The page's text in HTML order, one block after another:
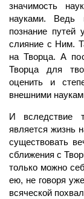
значимость
науками. Ведь
познание путей
слияние с Ним.
на Творца. А
Творца для
оценить и
внешними
И вследствие
является жизнь
существовать
сближения с
только можно
ею, не говоря
всяческой